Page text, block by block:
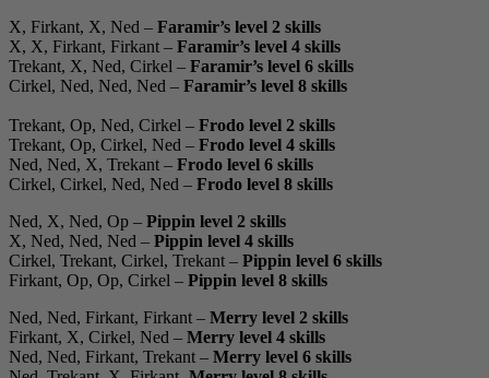
X, Firkant, X, Ned – Faramir’s level 2 skills
X, X, Firkant, Firkant – Faramir’s level 4 skills
Trekant, X, Ned, Cirkel – Faramir’s level 6 skills
Cirkel, Ned, Ned, Ned – Faramir’s level 8 skills
Trekant, Op, Ned, Cirkel – Frodo level 2 skills
Trekant, Op, Cirkel, Ned – Frodo level 4 skills
Ned, Ned, X, Trekant – Frodo level 6 skills
Cirkel, Cirkel, Ned, Ned – Frodo level 8 skills
Ned, X, Ned, Op – Pippin level 2 skills
X, Ned, Ned, Ned – Pippin level 4 skills
Cirkel, Trekant, Cirkel, Trekant – Pippin level 6 skills
Firkant, Op, Op, Cirkel – Pippin level 8 skills
Ned, Ned, Firkant, Firkant – Merry level 2 skills
Firkant, X, Cirkel, Ned – Merry level 4 skills
Ned, Ned, Firkant, Trekant – Merry level 6 skills